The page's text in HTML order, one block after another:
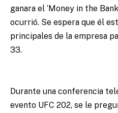
ganara el ‘Money in the
ocurrió. Se espera que él
principales de la empresa
33.
Durante una conferencia
evento UFC 202, se le